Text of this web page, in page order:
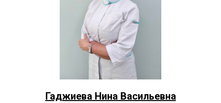
Гаджиева Нина Васильевна